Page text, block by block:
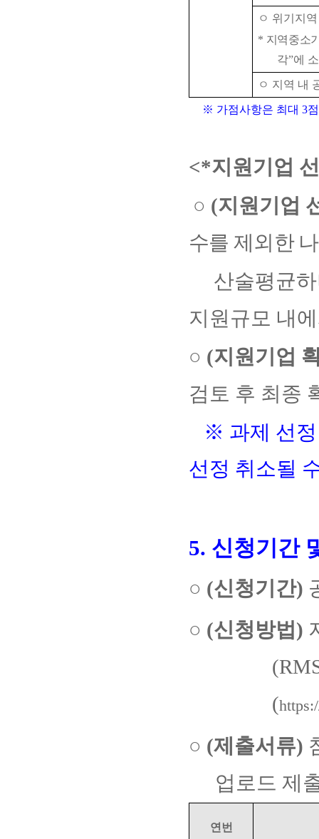
ㅇ 위기지
* 지역중소
각”에
ㅇ 지역 내
※ 가점사항은 최대 3
<*지원기업
○ (지원기업
수를 제외한
산술평균
지원규모 내
○ (지원기업
검토 후 최종
※ 과제 선
선정 취소될
5. 신청기간
○ (신청기간)
○ (신청방법 )
(
○ (제출서류)
업로드 제
연번